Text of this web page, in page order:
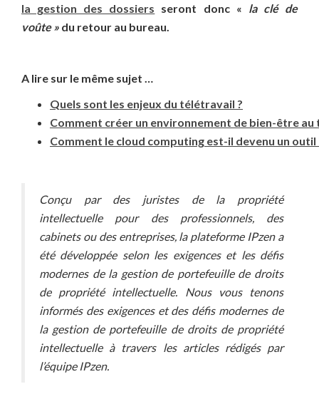
la gestion des dossiers seront donc « la clé de
voûte » du retour au bureau.
A lire sur le même sujet …
Quels sont les enjeux du télétravail ?
Comment créer un environnement de bien-être au
Comment le cloud computing est-il devenu un
Conçu par des juristes de la propriété
intellectuelle pour des professionnels, des
cabinets ou des entreprises, la plateforme IPzen a
été développée selon les exigences et les défis
modernes de la gestion de portefeuille de droits
de propriété intellectuelle. Nous vous tenons
informés des exigences et des défis modernes de
la gestion de portefeuille de droits de propriété
intellectuelle à travers les articles rédigés par
l’équipe IPzen.